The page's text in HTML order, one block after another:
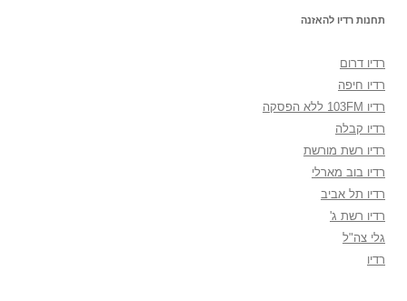
תחנות רדיו להאזנה
רדיו דרום
רדיו חיפה
רדיו 103FM ללא הפסקה
רדיו קבלה
רדיו רשת מורשת
רדיו בוב מארלי
רדיו תל אביב
רדיו רשת ג'
גלי צה"ל
רדיו